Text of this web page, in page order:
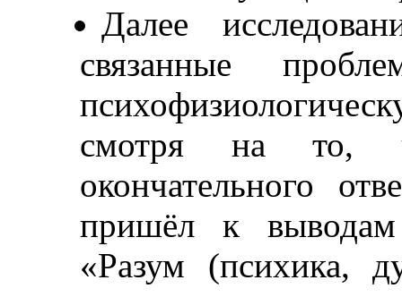
Далее
связанные
смотря на то,
окончательного
пришёл к
«Разум (психика,